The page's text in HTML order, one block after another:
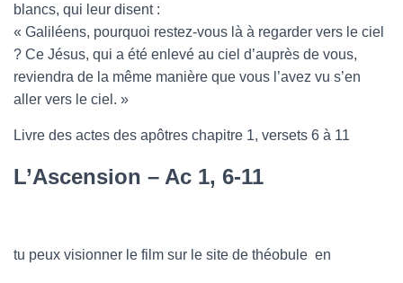
blancs, qui leur disent :
« Galiléens, pourquoi restez-vous là à regarder vers le ciel
? Ce Jésus, qui a été enlevé au ciel d’auprès de vous,
reviendra de la même manière que vous l’avez vu s’en
aller vers le ciel. »
Livre des actes des apôtres chapitre 1, versets 6 à 11
L’Ascension – Ac 1, 6-11
tu peux visionner le film sur le site de théobule en